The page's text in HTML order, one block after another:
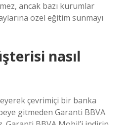
ancak bazı kurumlar
özel eğitim sunmayı
nasıl
çevrimiçi bir banka
gitmeden Garanti BBVA